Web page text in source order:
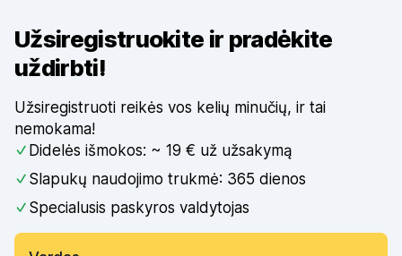
Užsiregistruokite ir pradėkite
uždirbti!
Užsiregistruoti reikės vos kelių minučių, ir tai
nemokama!
Didelės išmokos: ~ 19 € už užsakymą
Slapukų naudojimo trukmė: 365 dienos
Specialusis paskyros valdytojas